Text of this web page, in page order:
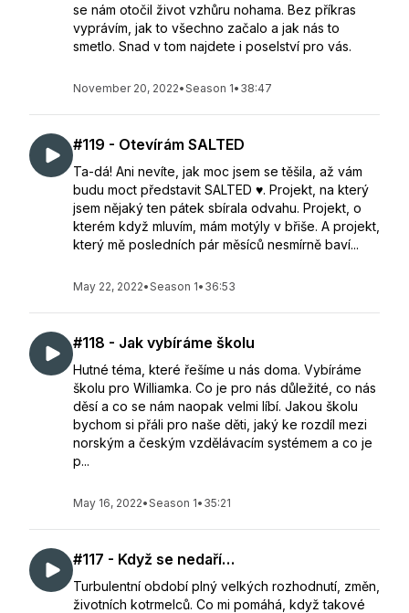
se nám otočil život vzhůru nohama. Bez příkras
vyprávím, jak to všechno začalo a jak nás to
smetlo. Snad v tom najdete i poselství pro vás.
November 20, 2022•Season 1• 38:47
#119 - Otevírám SALTED
Ta-dá! Ani nevíte, jak moc jsem se těšila, až vám
budu moct představit SALTED ♥️. Projekt, na který
jsem nějaký ten pátek sbírala odvahu. Projekt, o
kterém když mluvím, mám motýly v břiše. A projekt,
který mě posledních pár měsíců nesmírně baví...
May 22, 2022•Season 1• 36:53
#118 - Jak vybíráme školu
Hutné téma, které řešíme u nás doma. Vybíráme
školu pro Williamka. Co je pro nás důležité, co nás
děsí a co se nám naopak velmi líbí. Jakou školu
bychom si přáli pro naše děti, jaký ke rozdíl mezi
norským a českým vzdělávacím systémem a co je
p...
May 16, 2022•Season 1• 35:21
#117 - Když se nedaří…
Turbulentní období plný velkých rozhodnutí, změn,
životních kotrmelců. Co mi pomáhá, když takové